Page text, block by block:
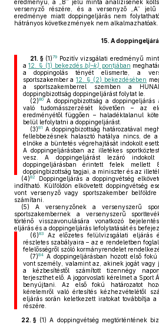
eredményű, a „B” jelű minta analízisének
versenyző részére, és a versenyző „A”
eredménye miatt doppingeljárás nem
hátrányos következmények nem alkalmazhatóak.
15. A
21. §(1)79 Pozitív vizsgálati eredményű
a12. § (1) bekezdés b)–k) pontjában
a doppingolás tényét elismerte, a
sportszakember a12. § (2) bekezdésében
a sportszakemberrel szemben a
doppingbizottság doppingeljárást folytat le.
(2)80A doppingbizottság a doppingeljárás
való tudomásszerzését követően – az
eredményétől függően – haladéktalanul
belül lefolytatni a doppingeljárást.
(3)81 A doppingbizottság határozatával
fellebbezésnek halasztó hatálya nincs, de
elnöke a büntetés végrehajtását indokolt
A doppingeljárásban az illetékes
vesz. A doppingeljárást lezáró
doppingeljárásban érintett felek
doppingbizottság tagjai, a miniszter és az
(4)82
Doppingeljárás a doppingvétség
indítható. Külföldön elkövetett doppingvétség
vont versenyző vagy sportszakember
számítani.
(5) A versenyzőnek a versenyszerű
sportszakembernek a versenyszerű
történő visszavonulására vonatkozó
eljárás és a doppingeljárás lefolytatását és
(6)83Az előzetes felülvizsgálati eljárás
részletes szabályaira – az e rendeletben
felelősségről szóló kormányrendelet
(7)84A doppingeljárásban hozott első
vont személy, valamint az, akinek jogát vagy
a kézbesítéstől számított tizennégy
terjeszthet elő. A jogorvoslati kérelmet a Sport
benyújtani. Az első fokú határozatot
kérelemről való értesítés kézhezvételétől
eljárás során keletkezett iratokat továbbítja a
részére.
22. § (1) A doppingvétség megtörténtének